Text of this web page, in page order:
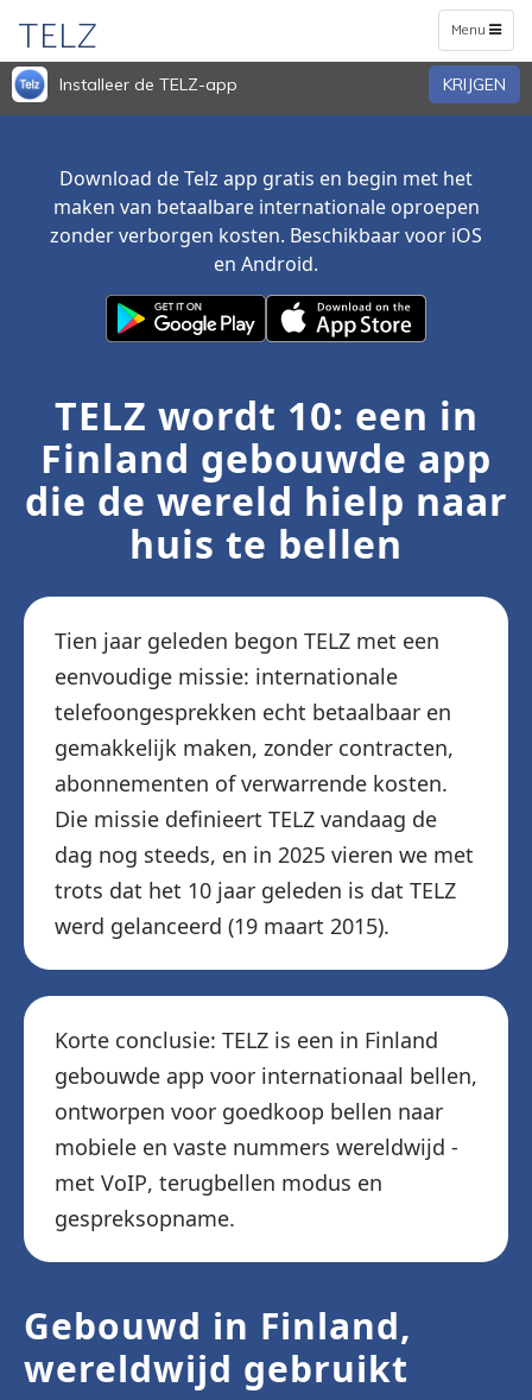
Toggle
navigation
Menu
TELZ
Installeer de TELZ-app KRIJGEN
Download de Telz app gratis en begin met het
maken van betaalbare internationale oproepen
zonder verborgen kosten. Beschikbaar voor iOS
en Android.
TELZ wordt 10: een in
Finland gebouwde app
die de wereld hielp naar
huis te bellen
Tien jaar geleden begon TELZ met een
eenvoudige missie: internationale
telefoongesprekken echt betaalbaar en
gemakkelijk maken, zonder contracten,
abonnementen of verwarrende kosten.
Die missie definieert TELZ vandaag de
dag nog steeds, en in 2025 vieren we met
trots dat het 10 jaar geleden is dat TELZ
werd gelanceerd (19 maart 2015).
Korte conclusie: TELZ is een in Finland
gebouwde app voor internationaal bellen,
ontworpen voor goedkoop bellen naar
mobiele en vaste nummers wereldwijd -
met VoIP, terugbellen modus en
gespreksopname.
Gebouwd in Finland,
wereldwijd gebruikt